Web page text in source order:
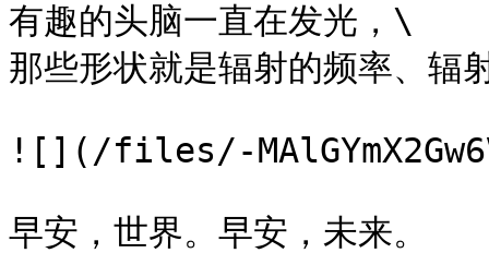
有趣的头脑一直在发光，\
那些形状就是辐射的频率、辐
![](/files/-
早安，世界。早安，未来。